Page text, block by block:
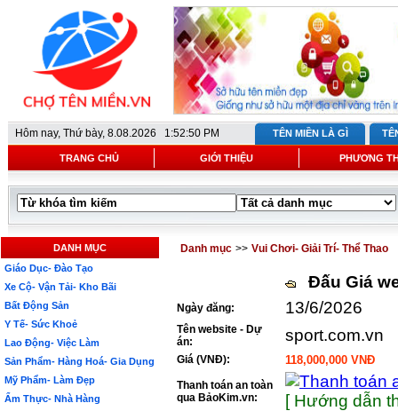
Hôm nay, Thứ bày, 8.08.2026 1:52:50 PM TÊN MIỀN LÀ GÌ
TRANG CHỦ GIỚI THIỆU PHƯƠNG
DANH MỤC
Giáo Dục- Đào Tạo
Xe Cộ- Vận Tải- Kho Bãi
Bất Động Sản
Y Tế- Sức Khoẻ
Lao Động- Việc Làm
Sản Phẩm- Hàng Hoá- Gia Dụng
Mỹ Phẩm- Làm Đẹp
Ẩm Thực- Nhà Hàng
Danh mục >> Vui Chơi- Giải Trí- Thể Thao
Đấu Giá
Ngày đăng: 13/6/2026
Tên website - Dự
án:
sport.com.vn
Giá (VNĐ): 118,000,000 VNĐ
Thanh toán an toàn
qua BảoKim.vn:
[ Hướng dẫn